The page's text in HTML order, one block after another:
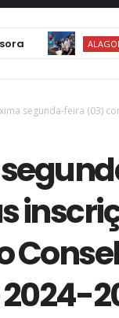
ALAGOINHAS E
segunda-feira (03)